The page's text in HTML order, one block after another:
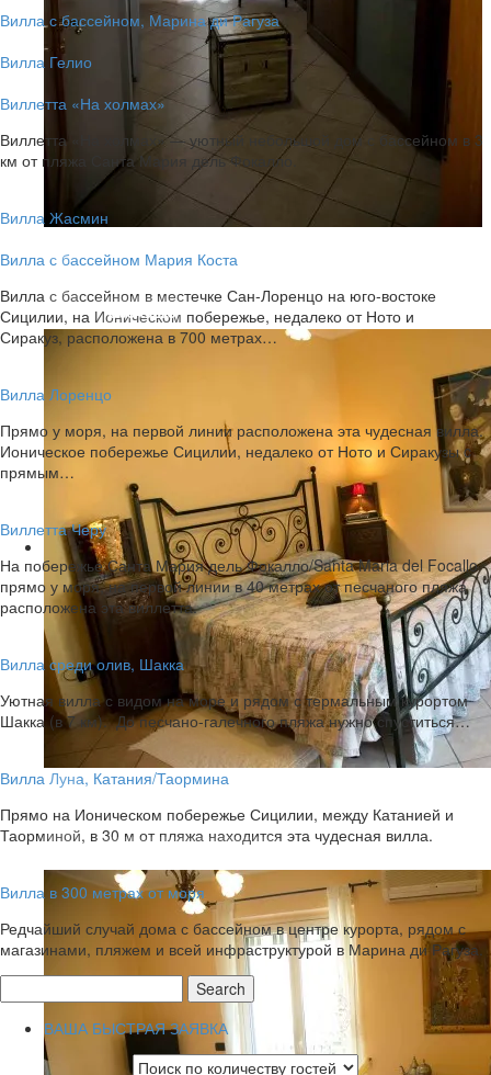
G06A9236
Вилла с бассейном, Марина ди Рагуза
Вилла Гелио
Виллетта «На холмах»
Виллетта «На холмах» — уютный небольшой дом с бассейном в 3
км от пляжа Санта Мария дель Фокалло.
Вилла Жасмин
Вилла с бассейном Мария Коста
Вилла с бассейном в местечке Сан-Лоренцо на юго-востоке
Сицилии, на Ионическом побережье, недалеко от Ното и
Сиракуз, расположена в 700 метрах…
Вилла Лоренцо
Прямо у моря, на первой линии расположена эта чудесная вилла.
Ионическое побережье Сицилии, недалеко от Ното и Сиракузы c
прямым…
Виллетта Черу
На побережье Санта Мария дель Фокалло/Santa Maria del Focallo
прямо у моря, на первой линии в 40 метрах от песчаного пляжа
расположена эта виллетта.
Вилла среди олив, Шакка
Уютная вилла с видом на море и рядом с термальным курортом
Шакка (в 7 км). До песчано-галечного пляжа нужно спуститься…
Вилла Луна, Катания/Таормина
Прямо на Ионическом побережье Сицилии, между Катанией и
Таорминой, в 30 м от пляжа находится эта чудесная вилла.
Вилла в 300 метрах от моря
Редчайший случай дома с бассейном в центре курорта, рядом с
магазинами, пляжем и всей инфраструктурой в Марина ди Рагуза.
Search
ВАША БЫСТРАЯ ЗАЯВКА